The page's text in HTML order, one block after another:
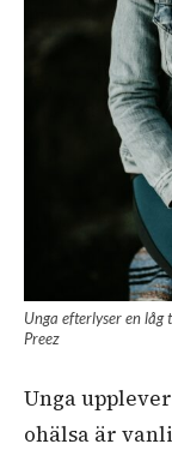
Unga efterlyser en
Preez
Unga
ohälsa är